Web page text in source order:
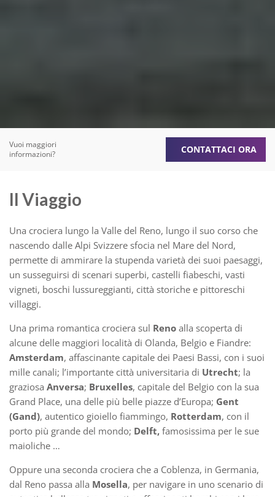
Vuoi maggiori
informazioni?
CONTATTACI ORA
Il Viaggio
Una crociera lungo la Valle del Reno, lungo il suo corso che
nascendo dalle Alpi Svizzere sfocia nel Mare del Nord,
permette di ammirare la stupenda varietà dei suoi paesaggi,
un susseguirsi di scenari superbi, castelli fiabeschi, vasti
vigneti, boschi lussureggianti, città storiche e pittoreschi
villaggi.
Una prima romantica crociera sul Reno alla scoperta di
alcune delle maggiori località di Olanda, Belgio e Fiandre:
Amsterdam, affascinante capitale dei Paesi Bassi, con i suoi
mille canali; l’importante città universitaria di Utrecht; la
graziosa Anversa; Bruxelles, capitale del Belgio con la sua
Grand Place, una delle più belle piazze d’Europa; Gent
(Gand), autentico gioiello fiammingo, Rotterdam, con il
porto più grande del mondo; Delft, famosissima per le sue
maioliche …
Oppure una seconda crociera che a Coblenza, in Germania,
dal Reno passa alla Mosella, per navigare in uno scenario di